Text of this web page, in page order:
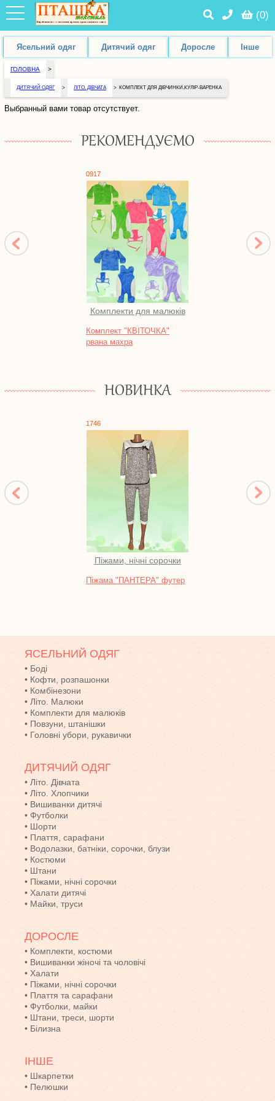
(0)
Ясельний одяг Дитячий одяг Доросле Інше
ГОЛОВНА >
ДИТЯЧИЙ ОДЯГ > ЛІТО. ДІВЧАТА > КОМПЛЕКТ ДЛЯ ДІВЧИНКИ,КУЛІР-ВАРЕНКА
Выбранный вами товар отсутствует.
РЕКОМЕНДУЄМО
0917
Комплекти для малюків
Комплект "КВІТОЧКА"
рвана махра
НОВИНКА
1746
Піжами, нічні сорочки
Піжама "ПАНТЕРА" футер
ЯСЕЛЬНИЙ ОДЯГ
• Боді
• Кофти, розпашонки
• Комбінезони
• Літо. Малюки
• Комплекти для малюків
• Повзуни, штанішки
• Головні убори, рукавички
ДИТЯЧИЙ ОДЯГ
• Літо. Дівчата
• Літо. Хлопчики
• Вишиванки дитячі
• Футболки
• Шорти
• Плаття, сарафани
• Водолазки, батніки, сорочки, блузи
• Костюми
• Штани
• Піжами, нічні сорочки
• Халати дитячі
• Майки, труси
ДОРОСЛЕ
• Комплекти, костюми
• Вишиванки жіночі та чоловічі
• Халати
• Піжами, нічні сорочки
• Плаття та сарафани
• Футболки, майки
• Штани, треси, шорти
• Білизна
ІНШЕ
• Шкарпетки
• Пелюшки